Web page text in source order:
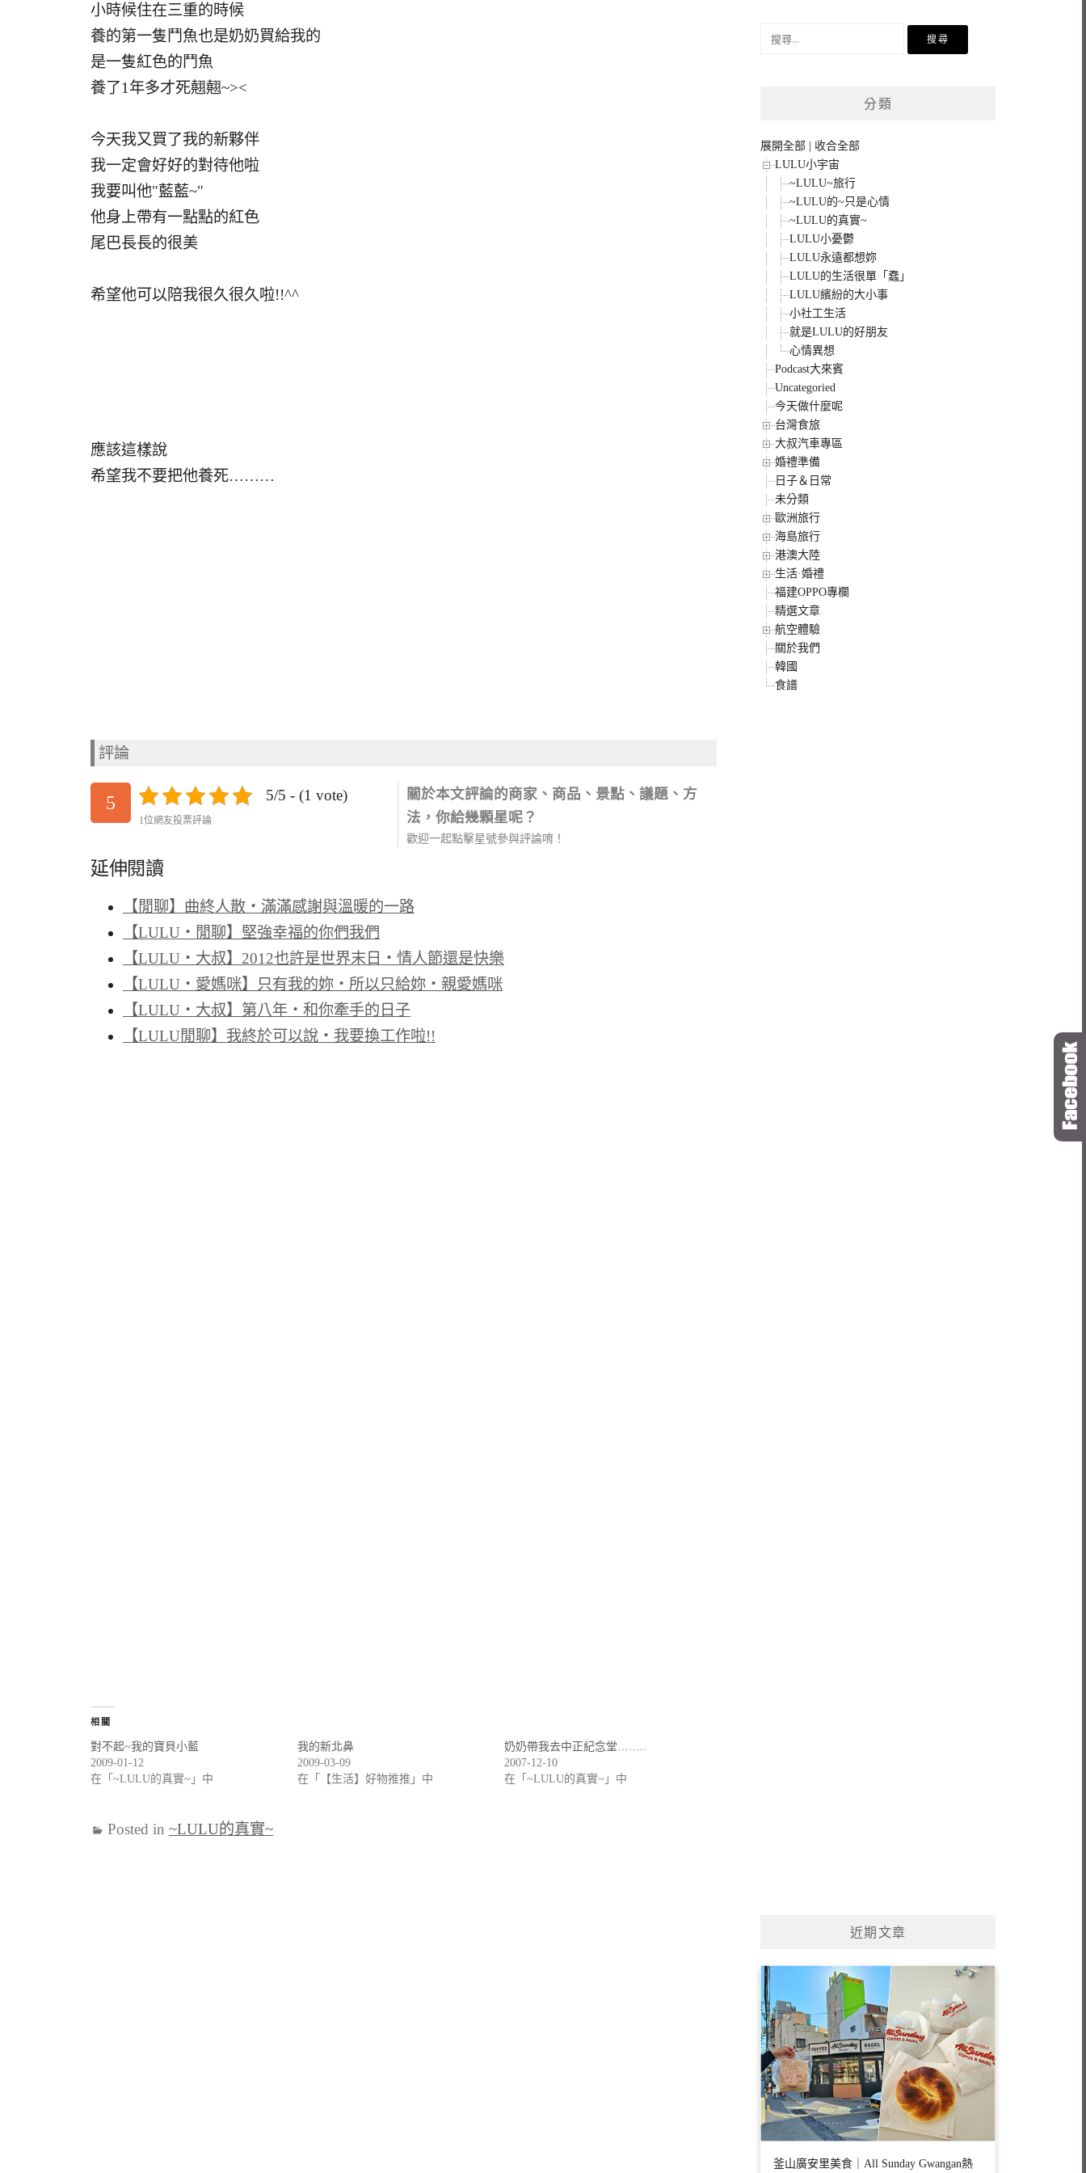
小時候住在三重的時候
養的第一隻鬥魚也是奶奶買給我的
是一隻紅色的鬥魚
養了1年多才死翹翹~><
今天我又買了我的新夥伴
我一定會好好的對待他啦
我要叫他"藍藍~"
他身上帶有一點點的紅色
尾巴長長的很美
希望他可以陪我很久很久啦!!^^
應該這樣說
希望我不要把他養死………
評論
5 5/5 - (1 vote)
1位網友投票評論
關於本文評論的商家、商品、景點、議題、方
法，你給幾顆星呢？
歡迎一起點擊星號參與評論唷！
延伸閱讀
【閒聊】曲終人散‧滿滿感謝與溫暖的一路
【LULU‧閒聊】堅強幸福的你們我們
【LULU‧大叔】2012也許是世界末日‧情人節還是快樂
【LULU‧愛媽咪】只有我的妳‧所以只給妳‧親愛媽咪
【LULU‧大叔】第八年‧和你牽手的日子
【LULU閒聊】我終於可以說‧我要換工作啦!!
相關
對不起~我的寶貝小藍
2009-01-12
在「~LULU的真實~」中
我的新北鼻
2009-03-09
在「【生活】好物推推」中
奶奶帶我去中正紀念堂……..
2007-12-10
在「~LULU的真實~」中
Posted in ~LULU的真實~
分類
展開全部
收合全部
LULU小宇宙
~LULU~旅行
~LULU的~只是心情
~LULU的真實~
LULU小憂鬱
LULU永遠都想妳
LULU的生活很單「蠢」
LULU繽紛的大小事
小社工生活
就是LULU的好朋友
心情異想
Podcast大來賓
Uncategoried
今天做什麼呢
台灣食旅
大叔汽車專區
婚禮準備
日子＆日常
未分類
歐洲旅行
海島旅行
港澳大陸
生活·婚禮
福建OPPO專欄
精選文章
航空體驗
關於我們
韓國
食譜
近期文章
釜山廣安里美食｜All Sunday Gwangan熱